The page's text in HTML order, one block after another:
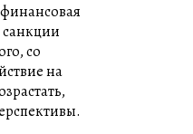
санкции
со
на